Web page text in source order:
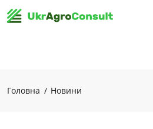
Головна Новини